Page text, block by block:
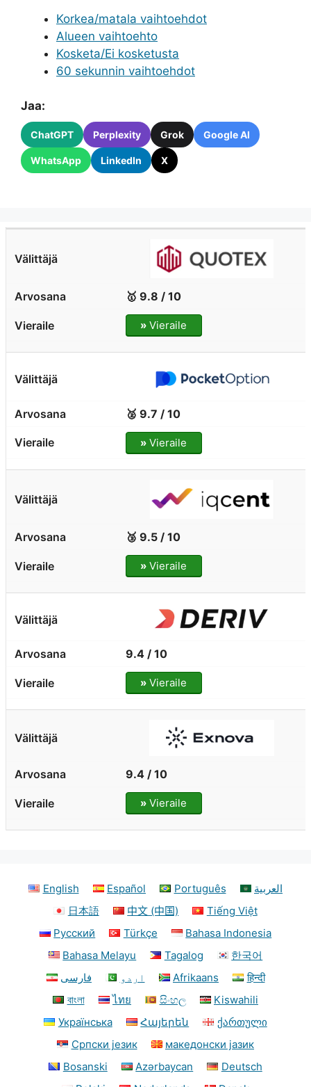
Korkea/matala vaihtoehdot
Alueen vaihtoehto
Kosketa/Ei kosketusta
60 sekunnin vaihtoehdot
Jaa:
ChatGPT Perplexity Grok Google AI
WhatsApp LinkedIn X
🥇 9.8 / 10
» Vieraile
🥈 9.7 / 10
» Vieraile
🥉 9.5 / 10
» Vieraile
9.4 / 10
» Vieraile
9.4 / 10
» Vieraile
English Español Português
العربية
日本語
中文 (中国)
Tiếng Việt
Русский
Türkçe
Bahasa Indonesia
Bahasa Melayu
Tagalog
한국어
فارسی
اردو Afrikaans
हिन्दी
বাংলা
ไทย සිංහල
Kiswahili
Українська
Հայերեն
ქართული
Српски језик
македонски јазик
Bosanski
Azərbaycan
Deutsch